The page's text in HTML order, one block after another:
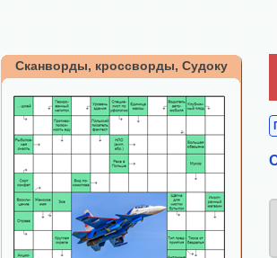
Сканворды, кроссворды, Судоку